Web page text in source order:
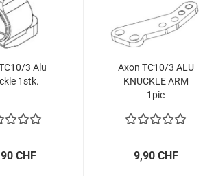
3 Alu
1stk.
CHF
Axon TC10/3 ALU
KNUCKLE ARM
1pic
9,90 CHF